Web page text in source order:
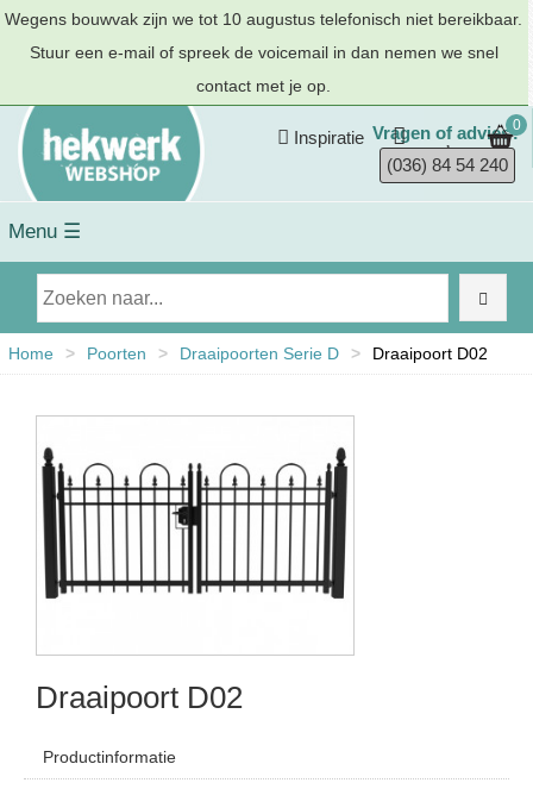
Wegens bouwvak zijn we tot 10 augustus telefonisch niet bereikbaar.
Stuur een e-mail of spreek de voicemail in dan nemen we snel
contact met je op.
Vragen of advies?
(036) 84 54 240
Menu ☰
Inspiratie
0
Home > Poorten > Draaipoorten Serie D > Draaipoort D02
Draaipoort D02
Productinformatie